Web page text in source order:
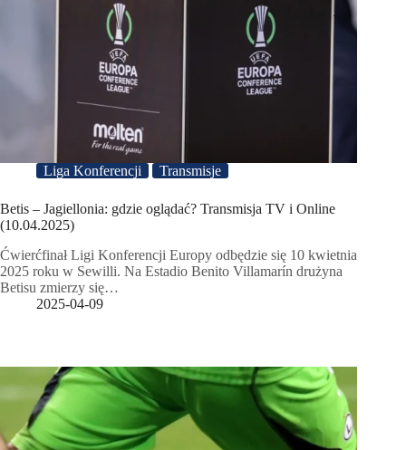
Liga Konferencji Transmisje
Betis – Jagiellonia: gdzie oglądać? Transmisja TV i Online
(10.04.2025)
Ćwierćfinał Ligi Konferencji Europy odbędzie się 10 kwietnia
2025 roku w Sewilli. Na Estadio Benito Villamarín drużyna
Betisu zmierzy się…
2025-04-09